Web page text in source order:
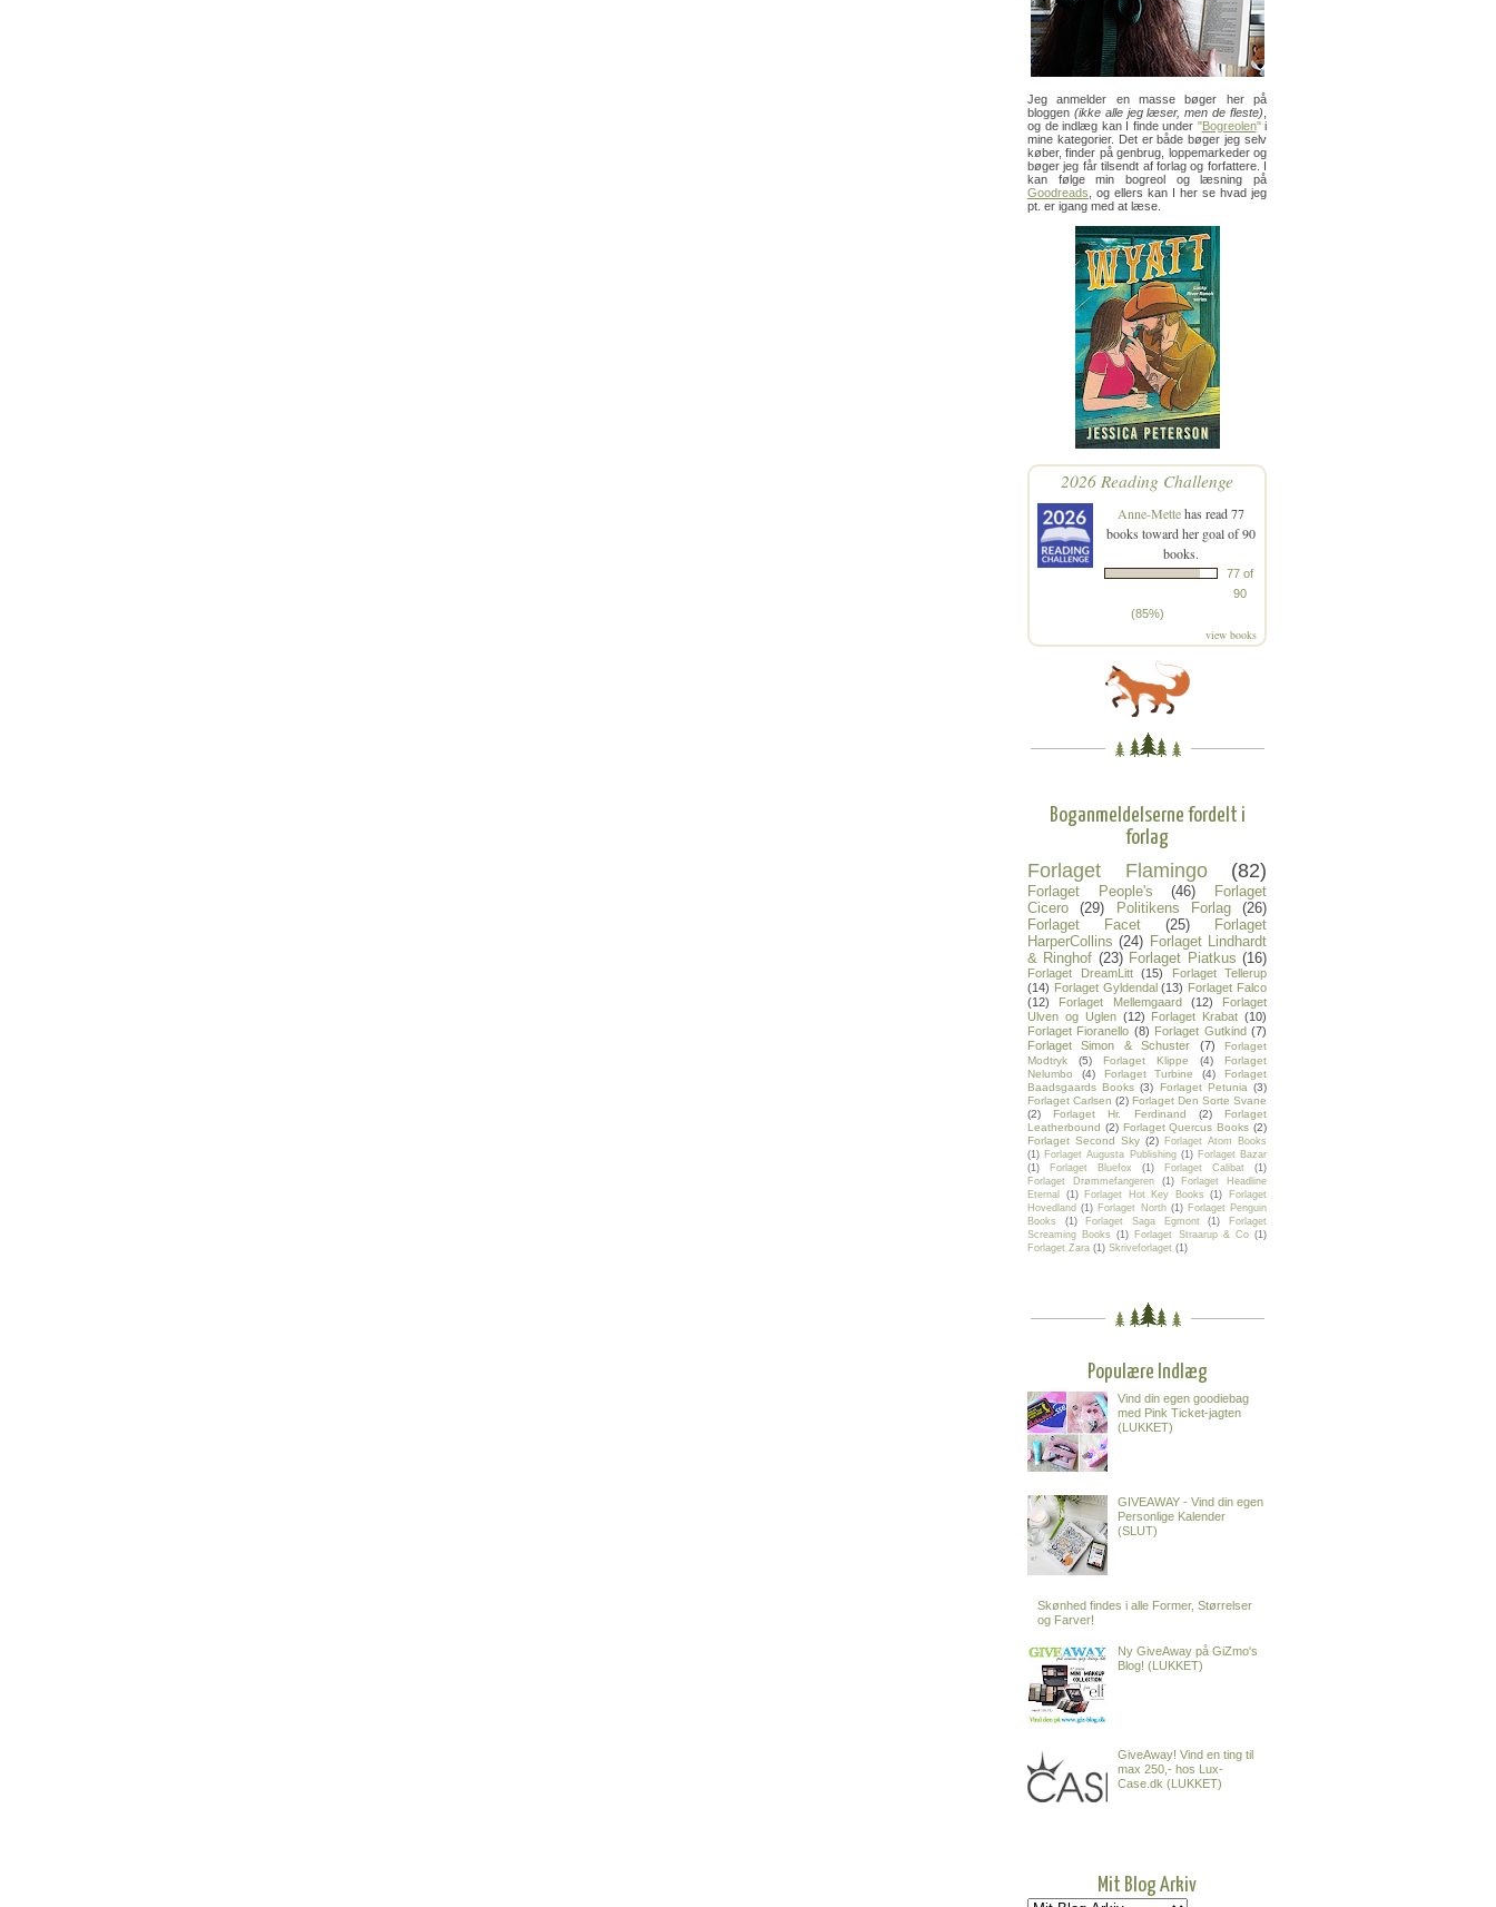
Jeg anmelder en masse bøger her på
bloggen (ikke alle jeg læser, men de fleste)
og de indlæg kan I finde under "Bogreolen"i
mine kategorier. Det er både bøger jeg selv
køber, finder på genbrug, loppemarkeder og
bøger jeg får tilsendt af forlag og forfattere. I
kan følge min bogreol og læsning på
Goodreads , og ellers kan I her se hvad jeg
pt. er igang med at læse.
2026 Reading Challenge
Anne-Mettehas read 77
books toward her goal of 90
books.
77 of
90
(85%)
view books
Boganmeldelserne fordelt i
forlag
Forlaget Flamingo (82)
Forlaget People's (46)
Forlaget
Cicero
(29) Politikens Forlag
(26)
Forlaget Facet
(25)
Forlaget
HarperCollins (24) Forlaget Lindhardt
& Ringhof (23) Forlaget Piatkus (16)
Forlaget DreamLitt (15)
Forlaget Tellerup
(14) Forlaget Gyldendal (13) Forlaget Falco
(12)
Forlaget Mellemgaard (12)
Forlaget
Ulven og Uglen (12) Forlaget Krabat (10)
Forlaget Fioranello (8) Forlaget Gutkind (7)
Forlaget Simon & Schuster
(7)
Forlaget
Modtryk
(5) Forlaget Klippe (4)
Forlaget
Nelumbo
(4) Forlaget Turbine (4)
Forlaget
Baadsgaards Books (3) Forlaget Petunia (3)
Forlaget Carlsen (2) Forlaget Den Sorte Svane
(2)
Forlaget Hr. Ferdinand (2)
Forlaget
Leatherbound (2) Forlaget Quercus Books (2)
Forlaget Second Sky (2) Forlaget Atom Books
(1) Forlaget Augusta Publishing (1) Forlaget Bazar
(1)
Forlaget Bluefox (1) Forlaget Calibat
(1)
Forlaget Drømmefangeren
(1)
Forlaget Headline
Eternal
(1) Forlaget Hot Key Books (1)
Forlaget
Hovedland (1) Forlaget North (1) Forlaget Penguin
Books
(1) Forlaget Saga Egmont (1)
Forlaget
Screaming Books
(1) Forlaget Straarup & Co (1)
Forlaget Zara (1) Skriveforlaget (1)
Populære Indlæg
Vind din egen goodiebag
med Pink Ticket-jagten
(LUKKET)
GIVEAWAY - Vind din egen
Personlige Kalender
(SLUT)
Skønhed findes i alle Former, Størrelser
og Farver!
Ny GiveAway på GiZmo's
Blog! (LUKKET)
GiveAway! Vind en ting til
max 250,- hos Lux-
Case.dk (LUKKET)
Mit Blog Arkiv